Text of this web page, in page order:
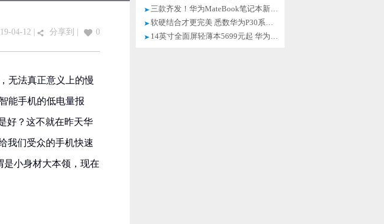
04-12 | 分享到 0
无法真正意义上的慢
能手机的低电量报
好？这不就在昨天华
我们受众的手机快速
是小身材大本领，现在
三款齐发！华为MateBook笔记本新品发布
软硬结合才更完美 悉数华为P30系列“软”福利
14英寸全面屏轻薄本5699元起 华为MateBook 14